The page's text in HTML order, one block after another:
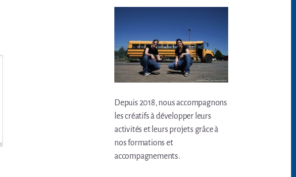
Depuis 2018, nous accompagnons
les créatifs à développer leurs
activités et leurs projets grâce à
nos formations et
accompagnements.